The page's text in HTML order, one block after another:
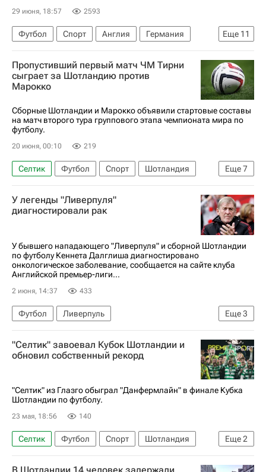
29 июня, 18:57 2593
Еще 11
Футбол Спорт Англия
Германия
Бразилия
Данило
Международная федерация футбола (ФИФА)
ЧМ по футболу 2026
Алиссон
Габриэл Фламенго
Сантос
Зенит
Пропустивший первый матч ЧМ Тирни
сыграет за Шотландию против
Марокко
Сборные Шотландии и Марокко объявили стартовые составы
на матч второго тура группового этапа чемпионата мира по
футболу.
20 июня, 00:10 219
Еще7
Селтик Футбол Спорт
Шотландия
Марокко
США
Киран Тирни
Ангус Ганн
Грант Хэнли
Арсенал (Лондон)
У легенды "Ливерпуля"
диагностировали рак
У бывшего нападающего "Ливерпуля" и сборной Шотландии
по футболу Кеннета Далглиша диагностировано
онкологическое заболевание, сообщается на сайте клуба
Английской премьер-лиги...
2 июня, 14:37 433
Еще3
Футбол
Ливерпуль
АПЛ 2026-2027 (Чемпионат Англии по футболу)
Лига чемпионов УЕФА 2026-2027
Спорт
"Селтик" завоевал Кубок Шотландии и
обновил собственный рекорд
"Селтик" из Глазго обыграл "Данфермлайн" в финале Кубка
Шотландии по футболу.
23 мая, 18:56 140
Еще2
Селтик Футбол Спорт
Шотландия
Глазго
Келечи Ихеаначо